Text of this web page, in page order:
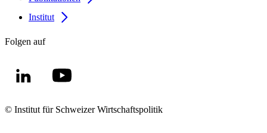
Institut
Folgen auf
© Institut für Schweizer Wirtschaftspolitik